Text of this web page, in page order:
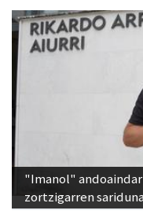
"Imanol"
zortzigarren